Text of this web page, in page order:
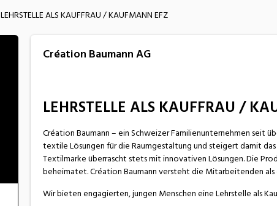
LEHRSTELLE ALS KAUFFRAU / KAUFMANN EFZ
Création Baumann AG
LEHRSTELLE ALS KAUFFRAU /
Création Baumann – ein Schweizer Familienunternehmen seit
textile Lösungen für die Raumgestaltung und steigert damit
Textilmarke überrascht stets mit innovativen Lösungen. Die
beheimatet. Création Baumann versteht die Mitarbeitenden
Wir bieten engagierten, jungen Menschen eine Lehrstelle als